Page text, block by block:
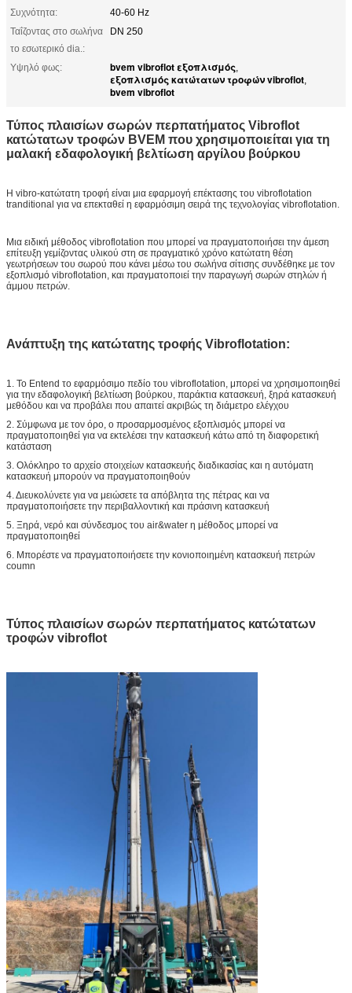
Συχνότητα:
40-60 Hz
Ταΐζοντας στο σωλήνα
το εσωτερικό dia.:
DN 250
Υψηλό φως: bvem vibroflot εξοπλισμός,
εξοπλισμός κατώτατων τροφών vibroflot,
bvem vibroflot
Τύπος πλαισίων σωρών περπατήματος Vibroflot
κατώτατων τροφών BVEM που χρησιμοποιείται για τη
μαλακή εδαφολογική βελτίωση αργίλου βούρκου
Η vibro-κατώτατη τροφή είναι μια εφαρμογή επέκτασης του vibroflotation
tranditional για να επεκταθεί η εφαρμόσιμη σειρά της τεχνολογίας vibroflotation.
Μια ειδική μέθοδος vibroflotation που μπορεί να πραγματοποιήσει την άμεση
επίτευξη γεμίζοντας υλικού στη σε πραγματικό χρόνο κατώτατη θέση
γεωτρήσεων του σωρού που κάνει μέσω του σωλήνα σίτισης συνδέθηκε με τον
εξοπλισμό vibroflotation, και πραγματοποιεί την παραγωγή σωρών στηλών ή
άμμου πετρών.
Ανάπτυξη της κατώτατης τροφής Vibroflotation:
1. Το Entend το εφαρμόσιμο πεδίο του vibroflotation, μπορεί να χρησιμοποιηθεί
για την εδαφολογική βελτίωση βούρκου, παράκτια κατασκευή, ξηρά κατασκευή
μεθόδου και να προβάλει που απαιτεί ακριβώς τη διάμετρο ελέγχου
2. Σύμφωνα με τον όρο, ο προσαρμοσμένος εξοπλισμός μπορεί να
πραγματοποιηθεί για να εκτελέσει την κατασκευή κάτω από τη διαφορετική
κατάσταση
3. Ολόκληρο το αρχείο στοιχείων κατασκευής διαδικασίας και η αυτόματη
κατασκευή μπορούν να πραγματοποιηθούν
4. Διευκολύνετε για να μειώσετε τα απόβλητα της πέτρας και να
πραγματοποιήσετε την περιβαλλοντική και πράσινη κατασκευή
5. Ξηρά, νερό και σύνδεσμος του air&water η μέθοδος μπορεί να
πραγματοποιηθεί
6. Μπορέστε να πραγματοποιήσετε την κονιοποιημένη κατασκευή πετρών
coumn
Τύπος πλαισίων σωρών περπατήματος κατώτατων
τροφών vibroflot